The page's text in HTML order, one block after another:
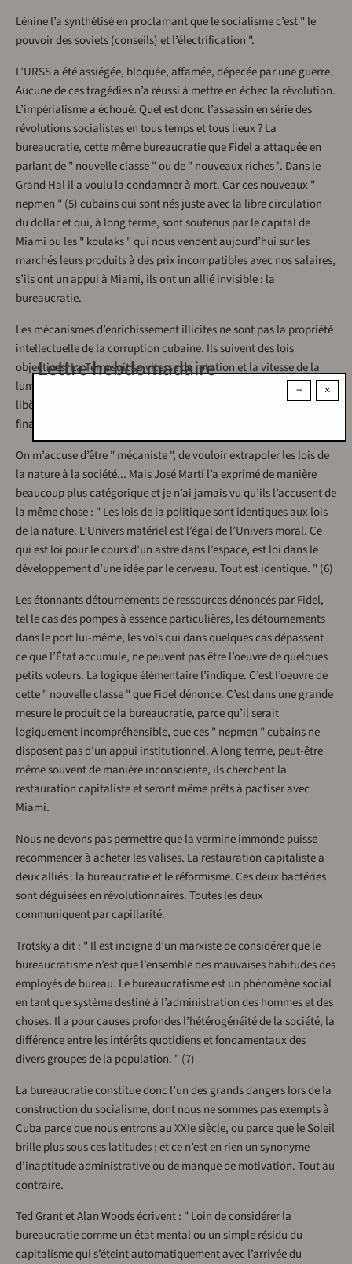
Lénine l’a synthétisé en proclamant que le socialisme c’est " le
pouvoir des soviets (conseils) et l’électrification ".
L’URSS a été assiégée, bloquée, affamée, dépecée par une guerre.
Aucune de ces tragédies n’a réussi à mettre en échec la révolution.
L’impérialisme a échoué. Quel est donc l’assassin en série des
révolutions socialistes en tous temps et tous lieux ? La
bureaucratie, cette même bureaucratie que Fidel a attaquée en
parlant de " nouvelle classe " ou de " nouveaux riches ". Dans le
Grand Hal il a voulu la condamner à mort. Car ces nouveaux "
nepmen " (5) cubains qui sont nés juste avec la libre circulation
du dollar et qui, à long terme, sont soutenus par le capital de
Miami ou les " koulaks " qui nous vendent aujourd’hui sur les
marchés leurs produits à des prix incompatibles avec nos salaires,
s’ils ont un appui à Miami, ils ont un allié invisible : la
bureaucratie.
Les mécanismes d’enrichissement illicites ne sont pas la propriété
intellectuelle de la corruption cubaine. Ils suivent des lois
objectives. La Terre suit sa vitesse de rotation et la vitesse de la
lumière ne change pas sa valeur. De même que les électrons se
libèrent de la cathode et voyagent jusqu’à l’anode, les ressources
financières obéissent à des lois concrètes et prévisibles.
On m’accuse d’être " mécaniste ", de vouloir extrapoler les lois de
la nature à la société... Mais José Martí l’a exprimé de manière
beaucoup plus catégorique et je n’ai jamais vu qu’ils l’accusent de
la même chose : " Les lois de la politique sont identiques aux lois
de la nature. L’Univers matériel est l’égal de l’Univers moral. Ce
qui est loi pour le cours d’un astre dans l’espace, est loi dans le
développement d’une idée par le cerveau. Tout est identique. " (6)
Les étonnants détournements de ressources dénoncés par Fidel,
tel le cas des pompes à essence particulières, les détournements
dans le port lui-même, les vols qui dans quelques cas dépassent
ce que l’État accumule, ne peuvent pas être l’oeuvre de quelques
petits voleurs. La logique élémentaire l’indique. C’est l’oeuvre de
cette " nouvelle classe " que Fidel dénonce. C’est dans une grande
mesure le produit de la bureaucratie, parce qu’il serait
logiquement incompréhensible, que ces " nepmen " cubains ne
disposent pas d’un appui institutionnel. A long terme, peut-être
même souvent de manière inconsciente, ils cherchent la
restauration capitaliste et seront même prêts à pactiser avec
Miami.
Nous ne devons pas permettre que la vermine immonde puisse
recommencer à acheter les valises. La restauration capitaliste a
deux alliés : la bureaucratie et le réformisme. Ces deux bactéries
sont déguisées en révolutionnaires. Toutes les deux
communiquent par capillarité.
Trotsky a dit : " Il est indigne d’un marxiste de considérer que le
bureaucratisme n’est que l’ensemble des mauvaises habitudes des
employés de bureau. Le bureaucratisme est un phénomène social
en tant que système destiné à l’administration des hommes et des
choses. Il a pour causes profondes l’hétérogénéité de la société, la
différence entre les intérêts quotidiens et fondamentaux des
divers groupes de la population. " (7)
La bureaucratie constitue donc l’un des grands dangers lors de la
construction du socialisme, dont nous ne sommes pas exempts à
Cuba parce que nous entrons au XXIe siècle, ou parce que le Soleil
brille plus sous ces latitudes ; et ce n’est en rien un synonyme
d’inaptitude administrative ou de manque de motivation. Tout au
contraire.
Ted Grant et Alan Woods écrivent : " Loin de considérer la
bureaucratie comme un état mental ou un simple résidu du
capitalisme qui s’éteint automatiquement avec l’arrivée du
×
−
Lettre hebdomadaire